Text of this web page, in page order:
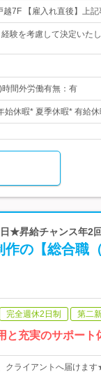
7F 【雇入れ直後】上
験を考慮して決定いた
間外労働有無：有
休暇* 夏季休暇* 有給
★昇給チャンス年2
の【総合職
完全週休2日制 第二
充実のサポート
クライアントへ届けま